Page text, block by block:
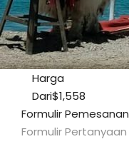
Harga
Dari$1,558
Formulir Pemesanan
Formulir Pertanyaan